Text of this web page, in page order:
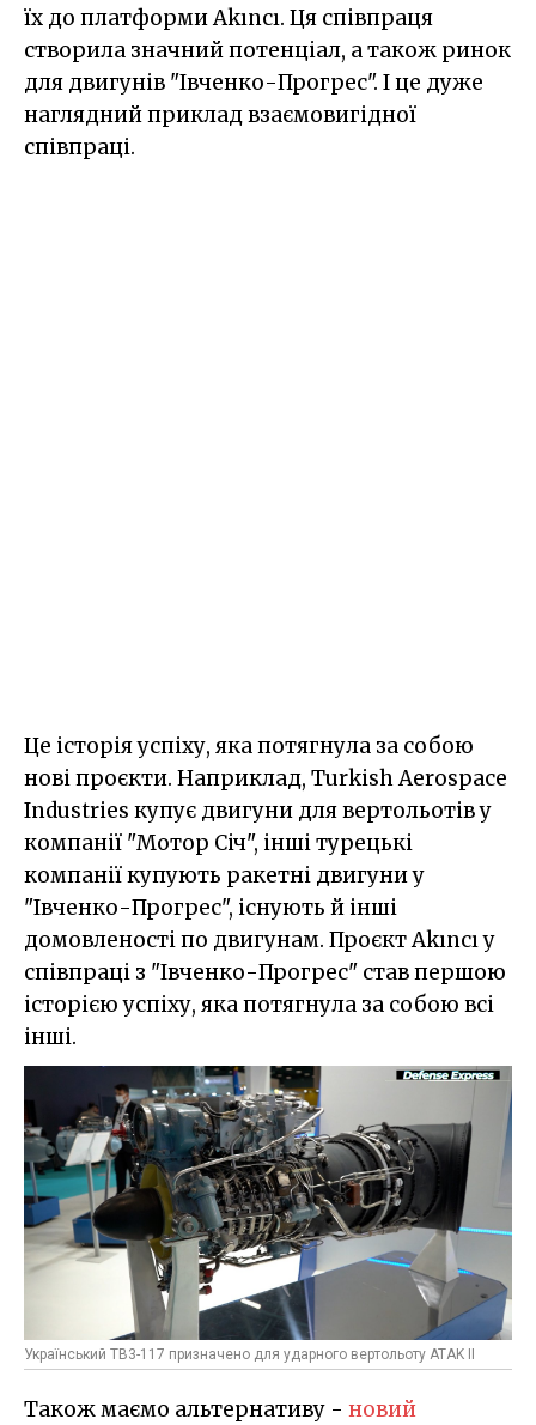
їх до платформи Akıncı. Ця співпраця
створила значний потенціал, а також ринок
для двигунів "Івченко-Прогрес". І це дуже
наглядний приклад взаємовигідної
співпраці.
Це історія успіху, яка потягнула за собою
нові проєкти. Наприклад, Turkish Aerospace
Industries купує двигуни для вертольотів у
компанії "Мотор Січ", інші турецькі
компанії купують ракетні двигуни у
"Івченко-Прогрес", існують й інші
домовленості по двигунам. Проєкт Akıncı у
співпраці з "Івченко-Прогрес" став першою
історією успіху, яка потягнула за собою всі
інші.
Український ТВ3-117 призначено для ударного вертольоту ATAK II
Також маємо альтернативу - новий